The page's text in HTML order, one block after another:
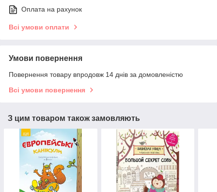
Оплата на рахунок
Всі умови оплати
Умови повернення
Повернення товару впродовж 14 днів за домовленістю
Всі умови повернення
З цим товаром також замовляють